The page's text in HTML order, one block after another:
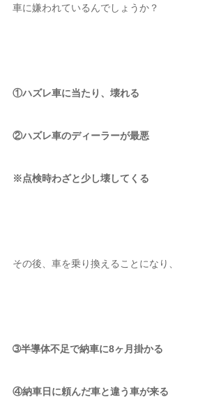
車に嫌われているんでしょうか？
①ハズレ車に当たり、壊れる
②ハズレ車のディーラーが最悪
※点検時わざと少し壊してくる
その後、車を乗り換えることになり、
➂半導体不足で納車に8ヶ月掛かる
④納車日に頼んだ車と違う車が来る